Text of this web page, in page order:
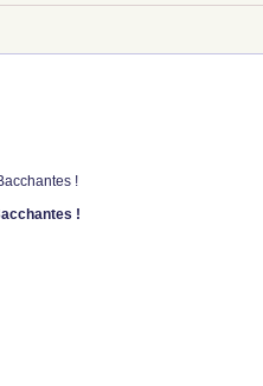
!